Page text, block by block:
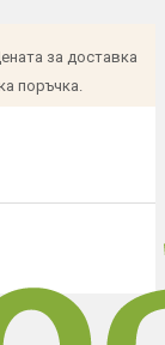
за доставка
поръчка.